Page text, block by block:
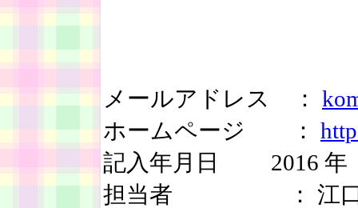
メールアドレス ：
ホームページ ：
記入年月日 2016
担当者 ： 江口